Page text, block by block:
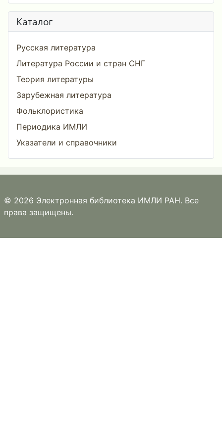
Каталог
Русская литература
Литература России и стран СНГ
Теория литературы
Зарубежная литература
Фольклористика
Периодика ИМЛИ
Указатели и справочники
© 2026 Электронная библиотека ИМЛИ РАН. Все
права защищены.